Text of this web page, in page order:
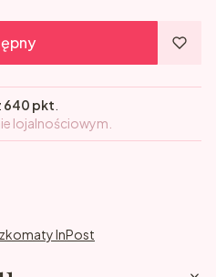
640 pkt
lojalnościowym.
InPost